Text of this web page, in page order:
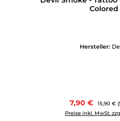
Hersteller:
Verkaufspreis:
7,90 € 15,90 €
Preise inkl. MwSt.